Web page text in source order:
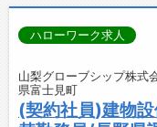
ハローワーク求人
山梨グローブシップ株式
県富士見町
(契約社員)建物